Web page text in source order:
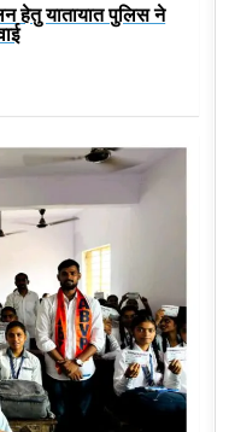
हेतु यातायात पुलिस ने